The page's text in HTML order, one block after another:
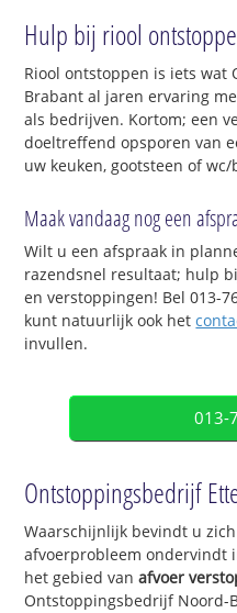
Hulp bij riool
Riool ontstoppen is iets
Brabant al jaren ervaring
als bedrijven. Kortom; een
doeltreffend opsporen van
uw keuken, gootsteen of
Maak vandaag nog een
Wilt u een afspraak in
razendsnel resultaat; hulp
en verstoppingen! Bel 013-
kunt natuurlijk ook het
invullen.
013-
Ontstoppingsbedrijf
Waarschijnlijk bevindt u
afvoerprobleem ondervindt
het gebied vanafvoer
Ontstoppingsbedrijf Noord-